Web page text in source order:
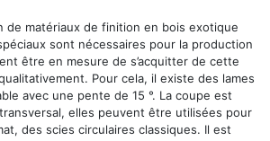
de matériaux de finition en bois exotique
sont nécessaires pour la production
être en mesure de s’acquitter de cette
Pour cela, il existe des lames
avec une pente de 15 °. La coupe est
elles peuvent être utilisées pour
des scies circulaires classiques. Il est